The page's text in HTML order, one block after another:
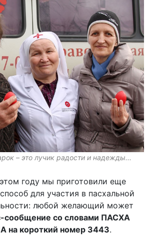
– это лучик радости и надежды...
году мы приготовили еще
для участия в пасхальной
любой желающий может
сообщение со словами ПАСХА
на короткий номер 3443.